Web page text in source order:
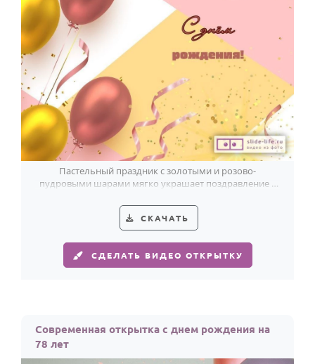
Годовщина свадьбы
Календарь праздников
КОМУ
Женщине
Мужчине
Маме
Папе
Детям
Все родственники
ПЕРСОНАЛЬНЫЕ
Пожелания
Пастельный праздник с золотыми и розово-
пудровыми шарами мягко украшает поздравление к
СКАЧАТЬ
СДЕЛАТЬ ВИДЕО ОТКРЫТКУ
Современная открытка с днем рождения на
78 лет